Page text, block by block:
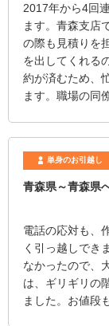
2017年から4回
ます。青森支店
の際も見積りを
を出してくれる
約が済むため、
ます。職場の同
単身のお引越し
青森県～青森県
電話の応対も、
く引っ越しでき
なかったので、
は、ギリギリの
ました。お値段